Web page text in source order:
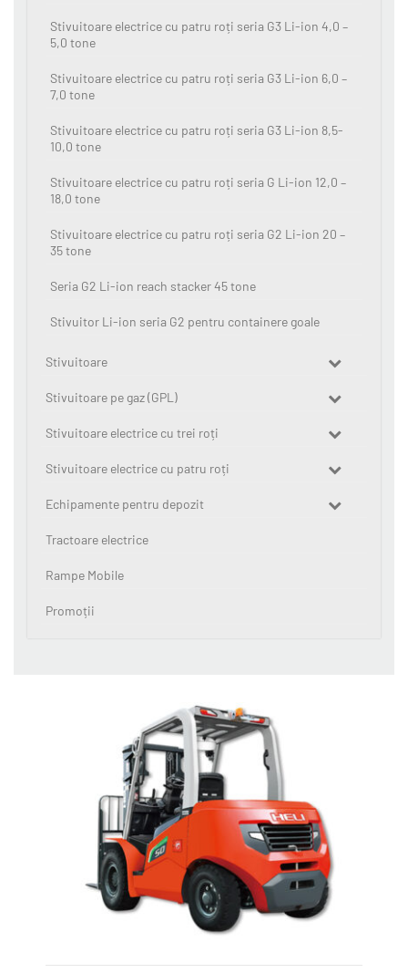
Stivuitoare electrice cu patru roți seria G3 Li-ion 4,0 –
5,0 tone
Stivuitoare electrice cu patru roți seria G3 Li-ion 6,0 –
7,0 tone
Stivuitoare electrice cu patru roți seria G3 Li-ion 8,5-
10,0 tone
Stivuitoare electrice cu patru roți seria G Li-ion 12,0 –
18,0 tone
Stivuitoare electrice cu patru roți seria G2 Li-ion 20 –
35 tone
Seria G2 Li-ion reach stacker 45 tone
Stivuitor Li-ion seria G2 pentru containere goale
Stivuitoare
Stivuitoare pe gaz (GPL)
Stivuitoare electrice cu trei roți
Stivuitoare electrice cu patru roți
Echipamente pentru depozit
Tractoare electrice
Rampe Mobile
Promoții